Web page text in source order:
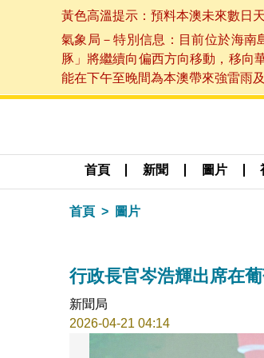
黃色高溫提示：預料本澳未來數日
氣象局－特別信息：目前位於海南
豚」將繼續向偏西方向移動，移向
能在下午至晚間為本澳帶來強雷雨
首頁 新聞 圖片
首頁 圖片
行政長官岑浩輝出席在
新聞局
2026-04-21 04:14